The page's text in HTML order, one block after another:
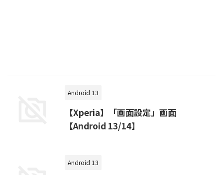
Android 13
【Xperia】「画面設定」画面
【Android 13/14】
Android 13